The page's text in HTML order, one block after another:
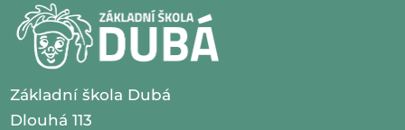
Základní škola Dubá
Dlouhá 113